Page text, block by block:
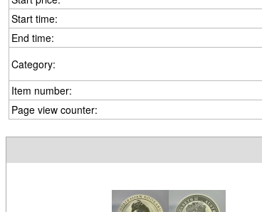
Start time:
End time:
Category:
Item number:
Page view counter: